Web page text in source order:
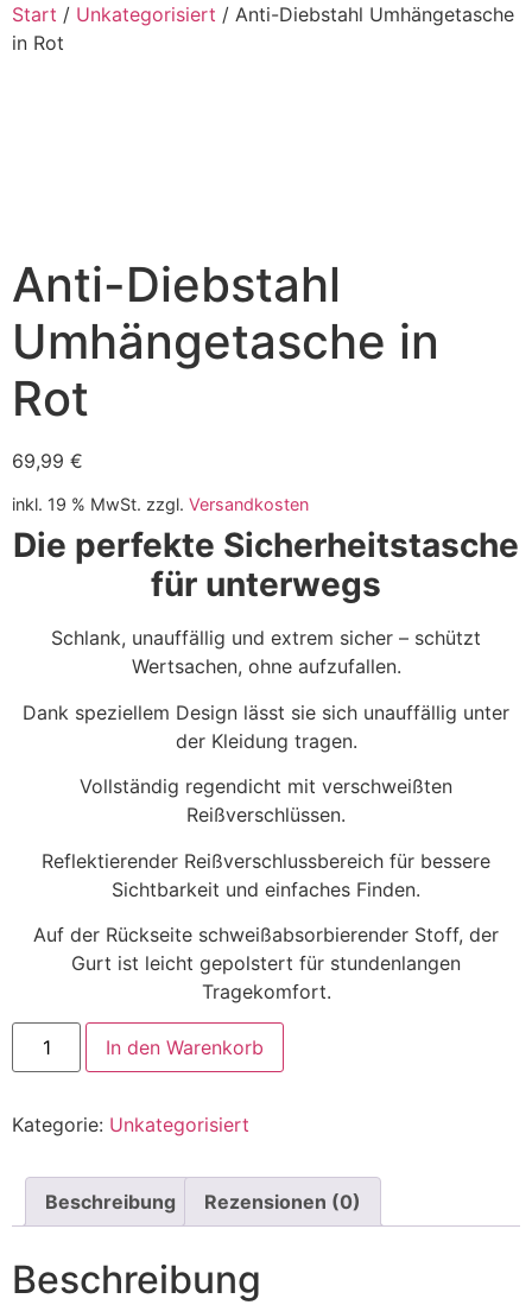
Start / Unkategorisiert / Anti-Diebstahl Umhängetasche
in Rot
Anti-Diebstahl
Umhängetasche in
Rot
69,99 €
inkl. 19 % MwSt. zzgl. Versandkosten
Die perfekte Sicherheitstasche
für unterwegs
Schlank, unauffällig und extrem sicher – schützt
Wertsachen, ohne aufzufallen.
Dank speziellem Design lässt sie sich unauffällig unter
der Kleidung tragen.
Vollständig regendicht mit verschweißten
Reißverschlüssen.
Reflektierender Reißverschlussbereich für bessere
Sichtbarkeit und einfaches Finden.
Auf der Rückseite schweißabsorbierender Stoff, der
Gurt ist leicht gepolstert für stundenlangen
Tragekomfort.
In den Warenkorb
Kategorie: Unkategorisiert
Beschreibung Rezensionen (0)
Beschreibung